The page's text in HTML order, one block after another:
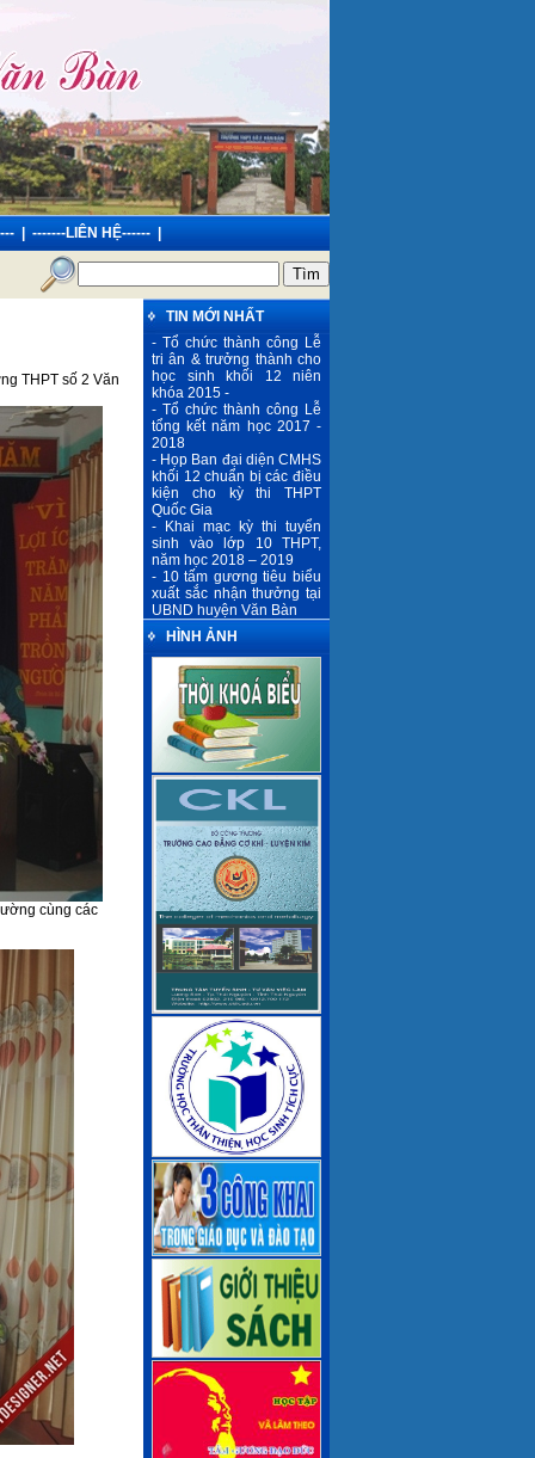
-------LIÊN HỆ------
2 Văn Bàn
THPT số 2 Văn
cùng các
TIN MỚI NHẤT
- Tổ chức thành công Lễ
tri ân & trưởng thành cho
học sinh khối 12 niên
khóa 2015 -
- Tổ chức thành công Lễ
tổng kết năm học 2017 -
2018
- Họp Ban đại diện CMHS
khối 12 chuẩn bị các điều
kiện cho kỳ thi THPT
Quốc Gia
- Khai mạc kỳ thi tuyển
sinh vào lớp 10 THPT,
năm học 2018 – 2019
- 10 tấm gương tiêu biểu
xuất sắc nhận thưởng tại
UBND huyện Văn Bàn
HÌNH ẢNH